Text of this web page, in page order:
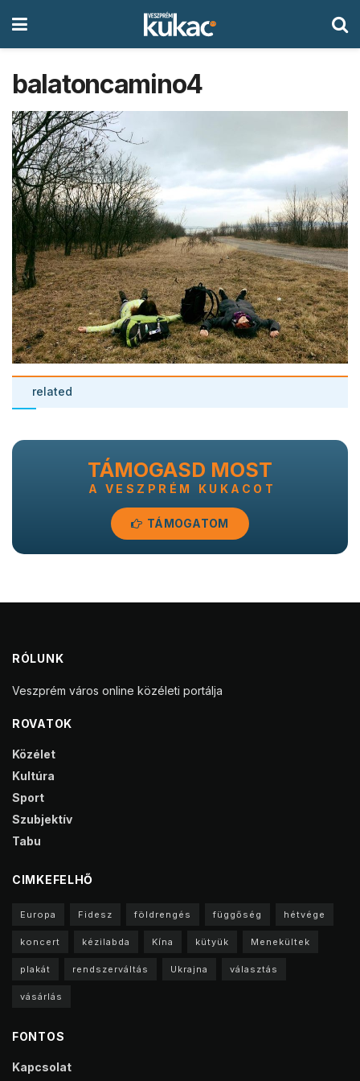
balatoncamino4
related
TÁMOGASD MOST
A VESZPRÉM KUKACOT
TÁMOGATOM
RÓLUNK
Veszprém város online közéleti portálja
ROVATOK
Közélet
Kultúra
Sport
Szubjektív
Tabu
CIMKEFELHŐ
Europa Fidesz földrengés függőség hétvége
koncert kézilabda Kína kütyük Menekültek
plakát rendszerváltás Ukrajna választás
vásárlás
FONTOS
Kapcsolat